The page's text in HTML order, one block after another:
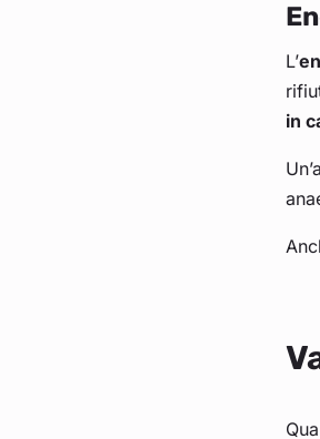
L’
in